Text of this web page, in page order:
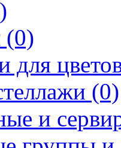
(0)
для
(0)
и